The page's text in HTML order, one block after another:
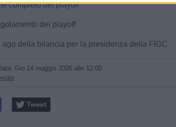
completo dei playoff
dei playoff
ago della bilancia per la presidenza della FIGC
Gio 14 maggio 2026 alle 12:00
Tweet